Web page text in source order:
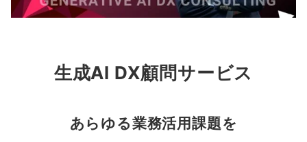
生成AI DX顧問サービス
あらゆる業務活用課題を